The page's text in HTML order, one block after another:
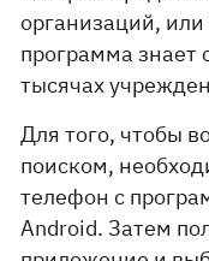
организаций,
программа знает
тысячах
Для того, чтобы
поиском,
телефон с
Android. Затем